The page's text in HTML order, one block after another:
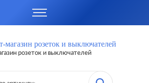
розеток и выключателей